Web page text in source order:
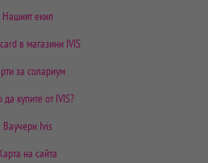
Нашият екип
в магазини IVIS
за солариум
купите от IVIS?
Ваучери Ivis
на сайта